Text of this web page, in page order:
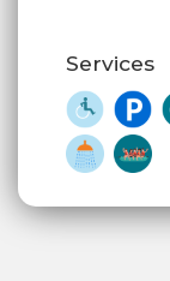
Services